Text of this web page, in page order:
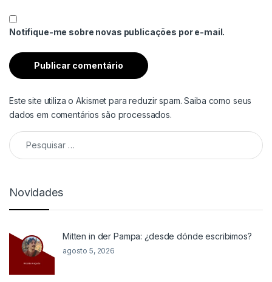
Notifique-me sobre novas publicações por e-mail.
Este site utiliza o Akismet para reduzir spam.Saiba como seus
dados em comentários são processados.
Pesquisar por:
Novidades
Mitten in der Pampa: ¿desde dónde escribimos?
agosto 5, 2026